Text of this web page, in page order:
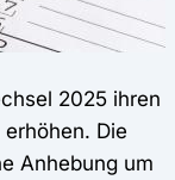
2025 ihren
Die
Anhebung um